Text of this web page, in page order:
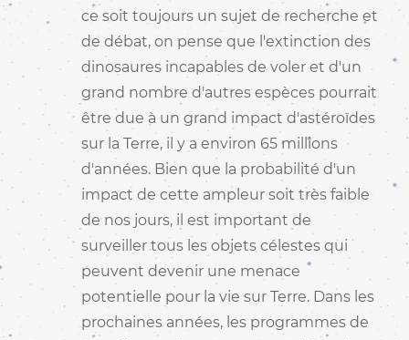
ce soit toujours un sujet de recherche et
de débat, on pense que l'extinction des
dinosaures incapables de voler et d'un
grand nombre d'autres espèces pourrait
être due à un grand impact d'astéroïdes
sur la Terre, il y a environ 65 millions
d'années. Bien que la probabilité d'un
impact de cette ampleur soit très faible
de nos jours, il est important de
surveiller tous les objets célestes qui
peuvent devenir une menace
potentielle pour la vie sur Terre. Dans les
prochaines années, les programmes de